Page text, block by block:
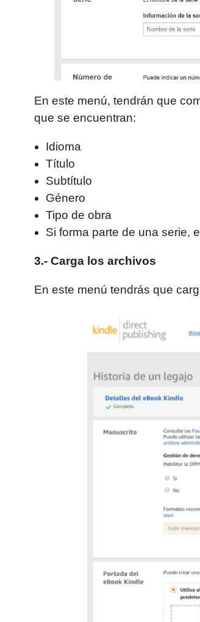
En este menú, tendrán que
que se encuentran:
Idioma
Título
Subtítulo
Género
Tipo de obra
Si forma parte de una serie,
3.- Carga los archivos
En este menú tendrás que